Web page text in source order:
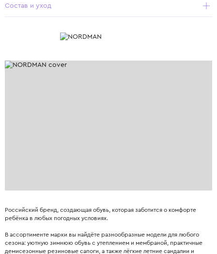
Состав и уход
Pоссийский бренд, создающая обувь, которая заботится о комфорте
ребёнка в любых погодных условиях.
В ассортименте марки вы найдёте разнообразные модели для любого
сезона: уютную зимнюю обувь с утеплением и мембраной, практичные
демисезонные резиновые сапоги, а также лёгкие летние сандалии и